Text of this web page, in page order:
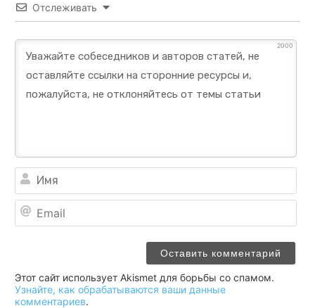
Отслеживать
2000
Этот сайт использует Akismet для борьбы со спамом.
Узнайте, как обрабатываются ваши данные
комментариев.